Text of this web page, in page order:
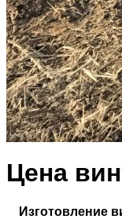
Цена
Изготовление